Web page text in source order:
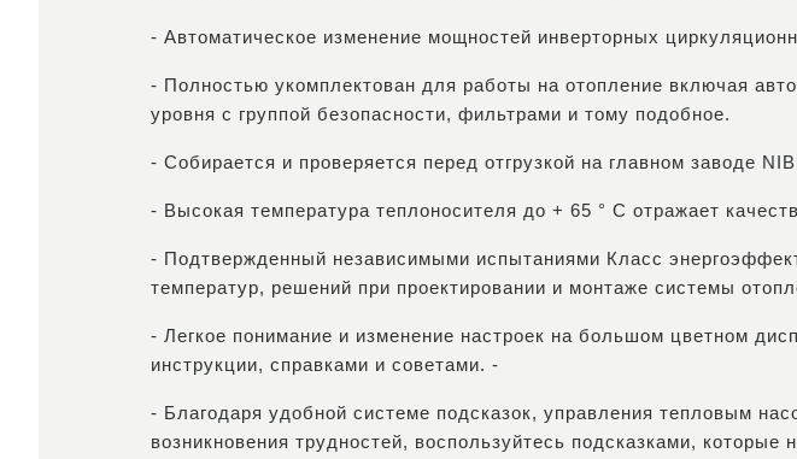
- Автоматическое изменение мощностей инверторных
- Полностью укомплектован для работы на отопление включая
уровня с группой безопасности, фильтрами и тому подобное.
- Собирается и проверяется перед отгрузкой на главном заводе
- Высокая температура теплоносителя до + 65 ° С отражает
- Подтвержденный независимыми испытаниями Класс
температур, решений при проектировании и монтаже системы
- Легкое понимание и изменение настроек на большом цветном
инструкции, справками и советами. -
- Благодаря удобной системе подсказок, управления тепловым
возникновения трудностей, воспользуйтесь подсказками,